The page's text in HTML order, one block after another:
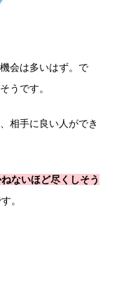
会は多いはず。で
うです。
相手に良い人ができ
ないほど尽くしそう
。